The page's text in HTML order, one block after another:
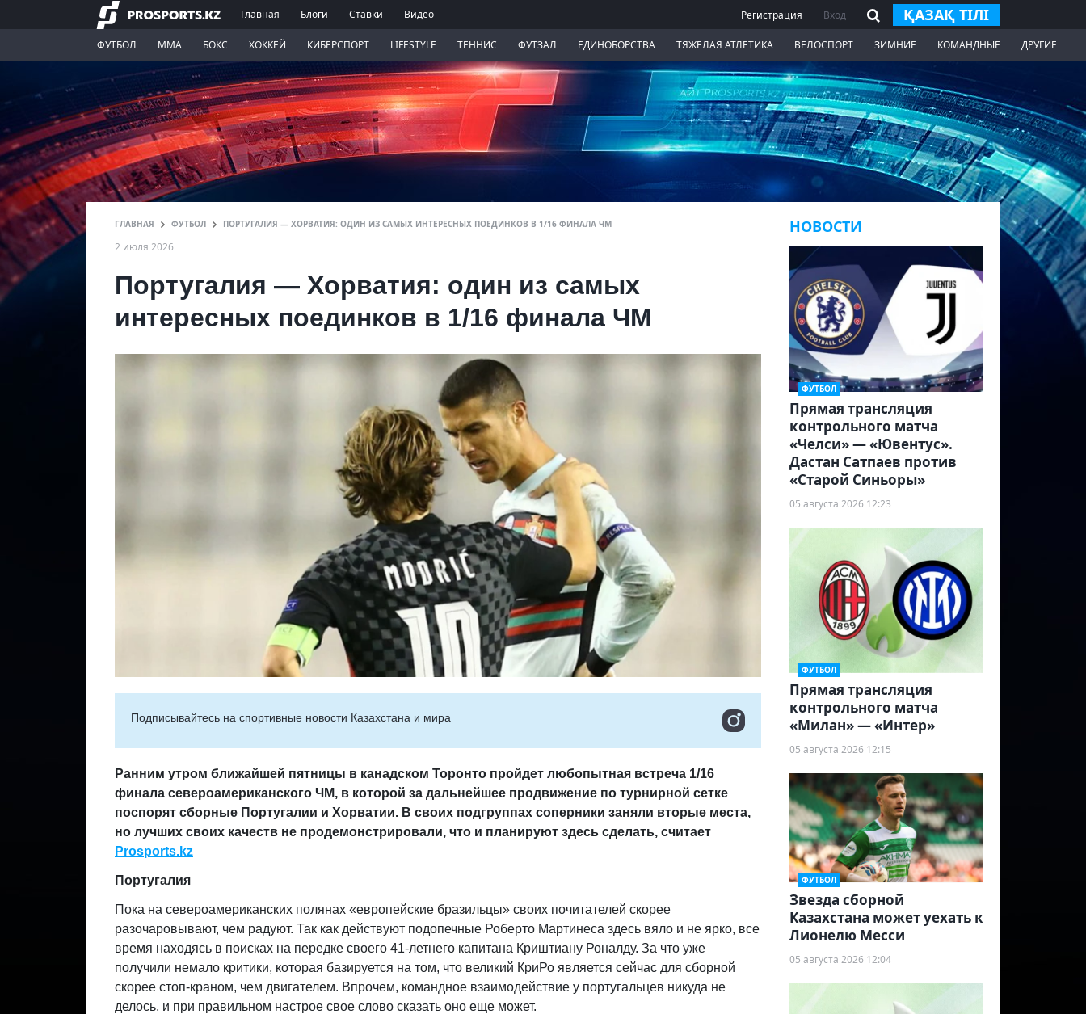
Главная Блоги Ставки Видео Регистрация Вход ҚАЗАҚ ТІЛІ
ФУТБОЛ ММА БОКС ХОККЕЙ КИБЕРСПОРТ LIFESTYLE ТЕННИС ФУТЗАЛ ЕДИНОБОРСТВА ТЯЖЕЛАЯ АТЛЕТИКА ВЕЛОСПОРТ ЗИМНИЕ КОМАНДНЫЕ ДРУГИЕ
ГЛАВНАЯ ФУТБОЛ ПОРТУГАЛИЯ — ХОРВАТИЯ: ОДИН ИЗ САМЫХ ИНТЕРЕСНЫХ ПОЕДИНКОВ В 1/16 ФИНАЛА ЧМ
2 июля 2026
Португалия — Хорватия: один из самых
интересных поединков в 1/16 финала ЧМ
Подписывайтесь на cпортивные новости Казахстана и мира
Ранним утром ближайшей пятницы в канадском Торонто пройдет любопытная встреча 1/16
финала североамериканского ЧМ, в которой за дальнейшее продвижение по турнирной сетке
поспорят сборные Португалии и Хорватии. В своих подгруппах соперники заняли вторые места,
но лучших своих качеств не продемонстрировали, что и планируют здесь сделать, считает
Prosports.kz
Португалия
Пока на североамериканских полянах «европейские бразильцы» своих почитателей скорее
разочаровывают, чем радуют. Так как действуют подопечные Роберто Мартинеса здесь вяло и не ярко, все
время находясь в поисках на передке своего 41-летнего капитана Криштиану Роналду. За что уже
получили немало критики, которая базируется на том, что великий КриРо является сейчас для сборной
скорее стоп-краном, чем двигателем. Впрочем, командное взаимодействие у португальцев никуда не
делось, и при правильном настрое свое слово сказать оно еще может.
НОВОСТИ
ФУТБОЛ
Прямая трансляция
контрольного матча
«Челси» — «Ювентус».
Дастан Сатпаев против
«Старой Синьоры»
05 августа 2026 12:23
ФУТБОЛ
Прямая трансляция
контрольного матча
«Милан» — «Интер»
05 августа 2026 12:15
ФУТБОЛ
Звезда сборной
Казахстана может уехать к
Лионелю Месси
05 августа 2026 12:04